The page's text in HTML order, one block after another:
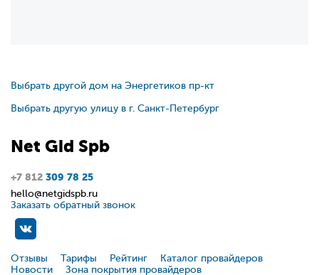
Выбрать другой дом на Энергетиков пр-кт
Выбрать другую улицу в г. Санкт-Петербург
Net Gid Spb
+7 812 309 78 25
hello@netgidspb.ru
Заказать обратный звонок
Отзывы Тарифы Рейтинг
Каталог провайдеров
Новости
Зона покрытия провайдеров